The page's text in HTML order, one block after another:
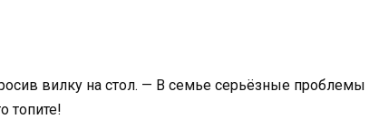
вилку на стол. — В семье серьёзные проблемы
топите!